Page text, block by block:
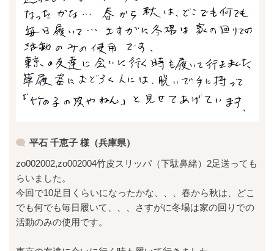
平石 千恵子 様（兵庫県）
zo002002,zo002004竹皮スリッパ（下駄鼻緒）2足送っても
らいました。
今回で10足目くらいになったかな、、、春から秋は、どこ
でも何でも毎日履いて、、、さすがに冬場は家の回りでの
活動のみの使用です。